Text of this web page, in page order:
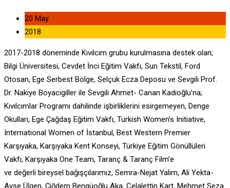
20 May
2018
2017-2018 döneminde Kıvılcım grubu kurulmasına destek olan;
Bilgi Üniversitesi, Cevdet İnci Eğitim Vakfı, Sun Tekstil, Ford
Otosan, Ege Serbest Bölge, Selçuk Ecza Deposu ve Sevgili Prof.
Dr. Nakiye Boyacigiller ile Sevgili Ahmet- Canan Kadıoğlu’na;
Kıvılcımlar Programı dahilinde işbirliklerini esirgemeyen, Denge
Okulları, Ege Çağdaş Eğitim Vakfı, Turkish Women’s Initiative,
International Women of İstanbul, Best Western Premier
Karşıyaka, Karşıyaka Kent Konseyi, Türkiye Eğitim Gönüllüleri
Vakfı, Karşıyaka One Team, Taranç & Taranç Film’e
ve değerli bireysel bağışçılarımız, Semra-Nejat Yalım, Ali Yekta-
Ayşe Ülgen, Çiğdem Bengüoğlu Aka, Celalettin Kart, Mehmet Seza